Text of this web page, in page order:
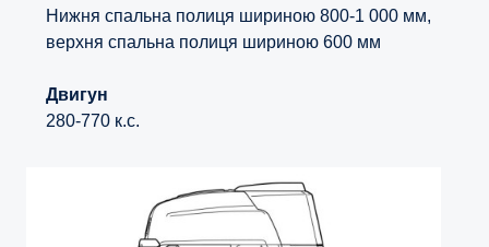
Нижня спальна полиця шириною 800-1 000 мм,
верхня спальна полиця шириною 600 мм
Двигун
280-770 к.с.